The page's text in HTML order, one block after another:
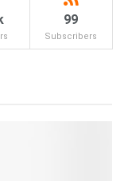
99
Subscribers